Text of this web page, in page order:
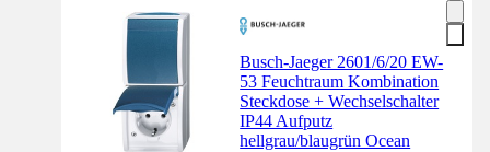
Busch-Jaeger 2601/6/20 EW-
53 Feuchtraum Kombination
Steckdose + Wechselschalter
IP44 Aufputz
hellgrau/blaugrün Ocean